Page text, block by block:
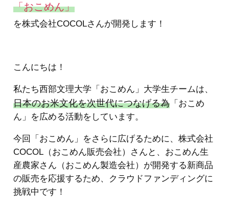
「おこめん」
を株式会社COCOLさんが開発します！
こんにちは！
私たち西部文理大学「おこめん」大学生チームは、
日本のお米文化を次世代につなげる為 「おこめ
ん」を広める活動をしています。
今回「おこめん」をさらに広げるために、株式会社
COCOL（おこめん販売会社）さんと、おこめん生
産農家さん（おこめん製造会社）が開発する新商品
の販売を応援するため、クラウドファンディングに
挑戦中です！